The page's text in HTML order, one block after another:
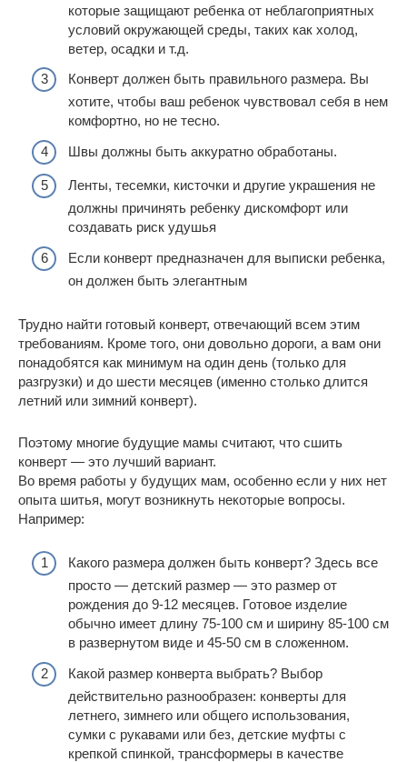
которые защищают ребенка от неблагоприятных
условий окружающей среды, таких как холод,
ветер, осадки и т.д.
Конверт должен быть правильного размера. Вы
хотите, чтобы ваш ребенок чувствовал себя в нем
комфортно, но не тесно.
Швы должны быть аккуратно обработаны.
Ленты, тесемки, кисточки и другие украшения не
должны причинять ребенку дискомфорт или
создавать риск удушья
Если конверт предназначен для выписки ребенка,
он должен быть элегантным
Трудно найти готовый конверт, отвечающий всем этим
требованиям. Кроме того, они довольно дороги, а вам они
понадобятся как минимум на один день (только для
разгрузки) и до шести месяцев (именно столько длится
летний или зимний конверт).
Поэтому многие будущие мамы считают, что сшить
конверт — это лучший вариант.
Во время работы у будущих мам, особенно если у них нет
опыта шитья, могут возникнуть некоторые вопросы.
Например:
Какого размера должен быть конверт? Здесь все
просто — детский размер — это размер от
рождения до 9-12 месяцев. Готовое изделие
обычно имеет длину 75-100 см и ширину 85-100 см
в развернутом виде и 45-50 см в сложенном.
Какой размер конверта выбрать? Выбор
действительно разнообразен: конверты для
летнего, зимнего или общего использования,
сумки с рукавами или без, детские муфты с
крепкой спинкой, трансформеры в качестве